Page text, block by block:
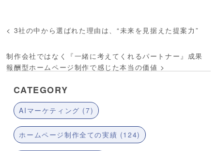
< 3社の中から選ばれた理由は、“未来を見据えた提案力”
制作会社ではなく『一緒に考えてくれるパートナー』成果
報酬型ホームページ制作で感じた本当の価値 >
CATEGORY
AIマーケティング (7)
ホームページ制作全ての実績 (124)